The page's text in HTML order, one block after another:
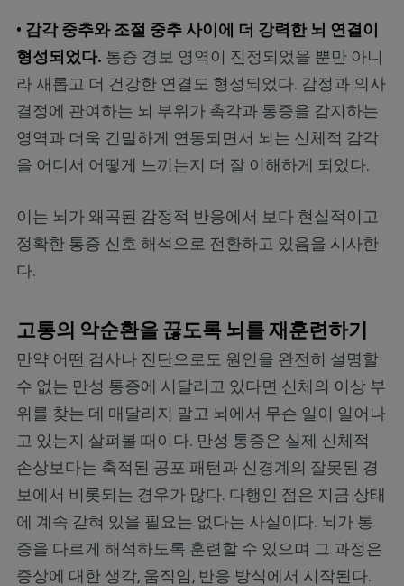
• 감각 중추와 조절 중추 사이에 더 강력한 뇌 연결이
형성되었다. 통증 경보 영역이 진정되었을 뿐만 아니
라 새롭고 더 건강한 연결도 형성되었다. 감정과 의사
결정에 관여하는 뇌 부위가 촉각과 통증을 감지하는
영역과 더욱 긴밀하게 연동되면서 뇌는 신체적 감각
을 어디서 어떻게 느끼는지 더 잘 이해하게 되었다.
이는 뇌가 왜곡된 감정적 반응에서 보다 현실적이고
정확한 통증 신호 해석으로 전환하고 있음을 시사한
다.
고통의 악순환을 끊도록 뇌를 재훈련하기
만약 어떤 검사나 진단으로도 원인을 완전히 설명할
수 없는 만성 통증에 시달리고 있다면 신체의 이상 부
위를 찾는 데 매달리지 말고 뇌에서 무슨 일이 일어나
고 있는지 살펴볼 때이다. 만성 통증은 실제 신체적
손상보다는 축적된 공포 패턴과 신경계의 잘못된 경
보에서 비롯되는 경우가 많다. 다행인 점은 지금 상태
에 계속 갇혀 있을 필요는 없다는 사실이다. 뇌가 통
증을 다르게 해석하도록 훈련할 수 있으며 그 과정은
증상에 대한 생각, 움직임, 반응 방식에서 시작된다.